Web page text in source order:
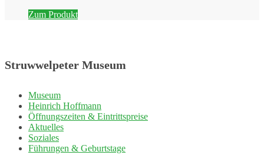
Zum Produkt
Struwwelpeter Museum
Museum
Heinrich Hoffmann
Öffnungszeiten & Eintrittspreise
Aktuelles
Soziales
Führungen & Geburtstage